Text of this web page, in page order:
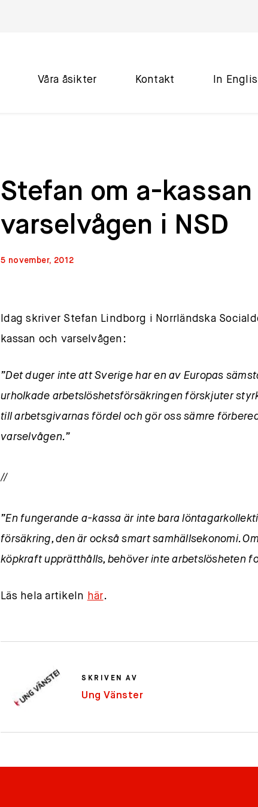
Våra åsikter Kontakt In
Stefan om a-kassan
varselvågen i NSD
5 november, 2012
Idag skriver Stefan Lindborg i Norrländska
kassan och varselvågen:
”Det duger inte att Sverige har en av Europas
urholkade arbetslöshetsförsäkringen förskjuter
till arbetsgivarnas fördel och gör oss sämre
varselvågen.”
//
”En fungerande a-kassa är inte bara
försäkring, den är också smart samhällsekonomi.
köpkraft upprätthålls, behöver inte arbetslösheten
Läs hela artikeln här.
SKRIVEN AV
Ung Vänster